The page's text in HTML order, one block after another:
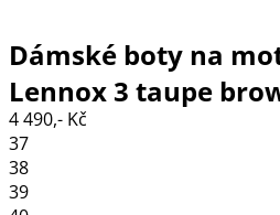
Dámské boty na
Lennox 3 taupe
4 490,- Kč
37
38
39